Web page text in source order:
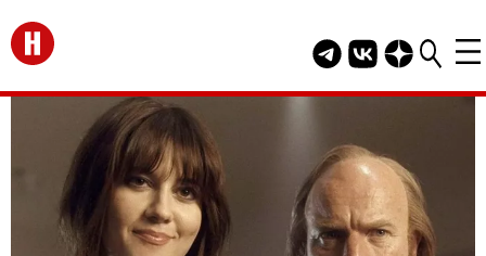
Перейти на главную
Telegram канал
Группа HELLO
Канал